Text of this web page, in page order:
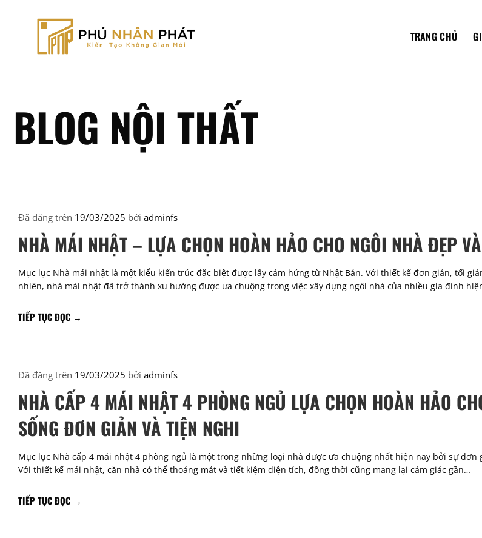
TRANG CHỦ
BLOG NỘI THẤT
Đã đăng trên 19/03/2025 bởi adminfs
NHÀ MÁI NHẬT – LỰA CHỌN HOÀN HẢO CHO NGÔI NHÀ ĐẸP
Mục lục Nhà mái nhật là một kiểu kiến trúc đặc biệt được lấy cảm hứng từ Nhật Bản. Với thiết kế đơn giản, tối
nhiên, nhà mái nhật đã trở thành xu hướng được ưa chuộng trong việc xây dựng ngôi nhà của nhiều gia đình
TIẾP TỤC ĐỌC →
Đã đăng trên 19/03/2025 bởi adminfs
NHÀ CẤP 4 MÁI NHẬT 4 PHÒNG NGỦ LỰA CHỌN HOÀN HẢO
SỐNG ĐƠN GIẢN VÀ TIỆN NGHI
Mục lục Nhà cấp 4 mái nhật 4 phòng ngủ là một trong những loại nhà được ưa chuộng nhất hiện nay bởi sự đơn
Với thiết kế mái nhật, căn nhà có thể thoáng mát và tiết kiệm diện tích, đồng thời cũng mang lại cảm giác gần…
TIẾP TỤC ĐỌC →